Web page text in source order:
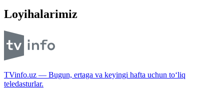
Loyihalarimiz
TVinfo.uz — Bugun, ertaga va keyingi hafta uchun to‘liq
teledasturlar.